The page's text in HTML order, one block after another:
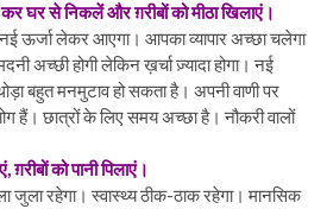
कर घर से निकलें और ग़रीबों को मीठा खिलाएं।
ऊर्जा लेकर आएगा। आपका व्यापार अच्छा चलेगा
होगी लेकिन ख़र्चा ज़्यादा होगा। नई
बहुत मनमुटाव हो सकता है। अपनी वाणी पर
हैं। छात्रों के लिए समय अच्छा है। नौकरी वालों
को पानी पिलाएं।
जुला रहेगा। स्वास्थ्य ठीक-ठाक रहेगा। मानसिक